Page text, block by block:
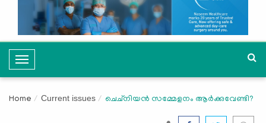
T
o
g
Home Current issues ചെച്‌നിയന്‍ സമ്മേളനം ആര്‍ക്കുവേണ്ടി?